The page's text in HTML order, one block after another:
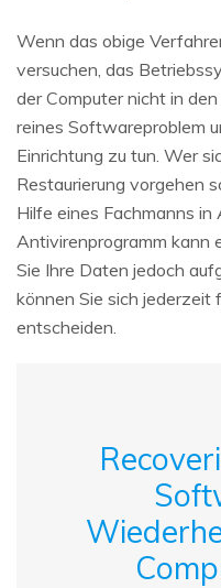
Wenn das obige
versuchen, das
der Computer nicht in
reines Softwareproblem
Einrichtung zu tun. Wer
Restaurierung vorgehen
Hilfe eines Fachmanns in
Antivirenprogramm kann
Sie Ihre Daten jedoch
können Sie sich jederzeit
entscheiden.